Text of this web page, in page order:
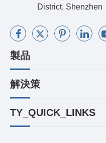
District, Shenzhen
製品
解決策
TY_QUICK_LINKS